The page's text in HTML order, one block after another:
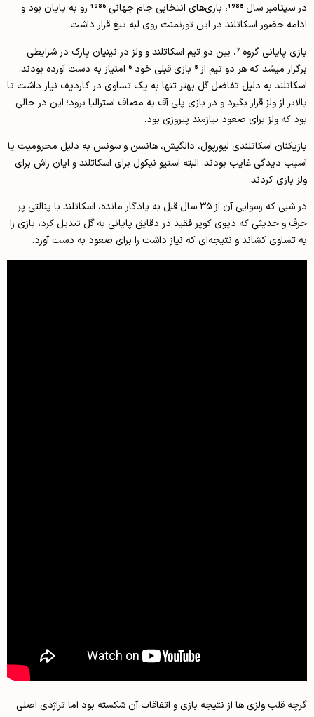
در سپتامبر سال 1985، بازی‌های انتخابی جام جهانی 1986 رو به پایان بود و
ادامه حضور اسکاتلند در این تورنمنت روی لبه تیغ قرار داشت.
بازی پایانی گروه 7، بین دو تیم اسکاتلند و ولز در نینیان پارک در شرایطی
برگزار میشد که هر دو تیم از 5 بازی قبلی خود 6 امتیاز به دست آورده بودند.
اسکاتلند به دلیل تفاضل گل بهتر تنها به یک تساوی در کاردیف نیاز داشت تا
بالاتر از ولز قرار بگیرد و در بازی پلی آف به مصاف استرالیا برود؛ این در حالی
بود که ولز برای صعود نیازمند پیروزی بود.
بازیکنان اسکاتلندی لیورپول، دالگیش، هانسن و سونس به دلیل محرومیت یا
آسیب دیدگی غایب بودند. البته استیو نیکول برای اسکاتلند و ایان راش برای
ولز بازی کردند.
در شبی که رسوایی آن از ۳۵ سال قبل به یادگار مانده، اسکاتلند با پنالتی پر
حرف و حدیثی که دیوی کوپر فقید در دقایق پایانی به گل تبدیل کرد، بازی را
به تساوی کشاند و نتیجه‌ای که نیاز داشت را برای صعود به دست آورد.
گرچه قلب ولزی ها از نتیجه بازی و اتفاقات آن شکسته بود اما تراژدی اصلی